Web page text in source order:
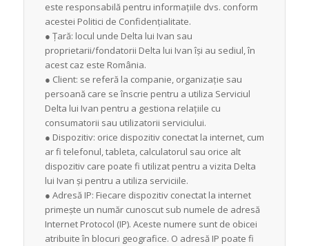
este responsabilă pentru informațiile dvs. conform
acestei Politici de Confidențialitate.
● Țară: locul unde Delta lui Ivan sau
proprietarii/fondatorii Delta lui Ivan își au sediul, în
acest caz este România.
● Client: se referă la companie, organizație sau
persoană care se înscrie pentru a utiliza Serviciul
Delta lui Ivan pentru a gestiona relațiile cu
consumatorii sau utilizatorii serviciului.
● Dispozitiv: orice dispozitiv conectat la internet, cum
ar fi telefonul, tableta, calculatorul sau orice alt
dispozitiv care poate fi utilizat pentru a vizita Delta
lui Ivan și pentru a utiliza serviciile.
● Adresă IP: Fiecare dispozitiv conectat la internet
primește un număr cunoscut sub numele de adresă
Internet Protocol (IP). Aceste numere sunt de obicei
atribuite în blocuri geografice. O adresă IP poate fi